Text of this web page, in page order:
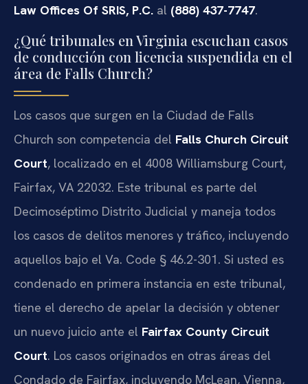
Law Offices Of SRIS, P.C. al (888) 437-7747.
¿Qué tribunales en Virginia escuchan casos
de conducción con licencia suspendida en el
área de Falls Church?
Los casos que surgen en la Ciudad de Falls
Church son competencia del Falls Church Circuit
Court, localizado en el 4008 Williamsburg Court,
Fairfax, VA 22032. Este tribunal es parte del
Decimoséptimo Distrito Judicial y maneja todos
los casos de delitos menores y tráfico, incluyendo
aquellos bajo el Va. Code § 46.2-301. Si usted es
condenado en primera instancia en este tribunal,
tiene el derecho de apelar la decisión y obtener
un nuevo juicio ante el Fairfax County Circuit
Court. Los casos originados en otras áreas del
Condado de Fairfax, incluyendo McLean, Vienna,